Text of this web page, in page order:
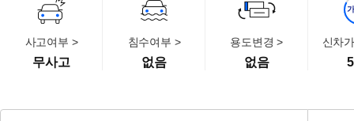
사고여부 >
무사고
침수여부 >
없음
용도변경 >
없음
신차